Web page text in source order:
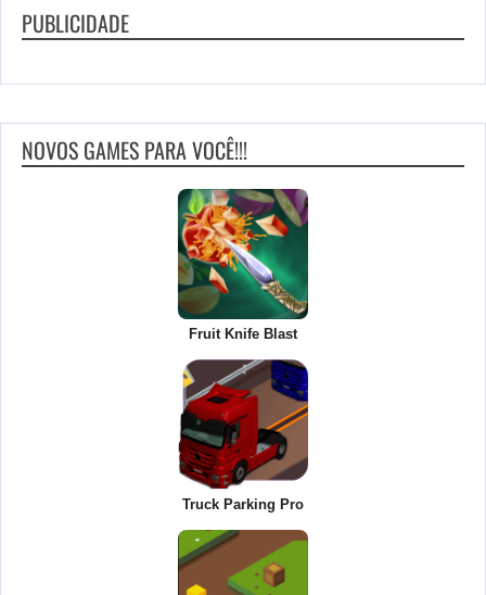
PUBLICIDADE
NOVOS GAMES PARA VOCÊ!!!
Fruit Knife Blast
Truck Parking Pro